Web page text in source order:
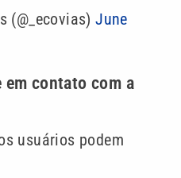
(@_ecovias)June
em contato com a
usuários podem